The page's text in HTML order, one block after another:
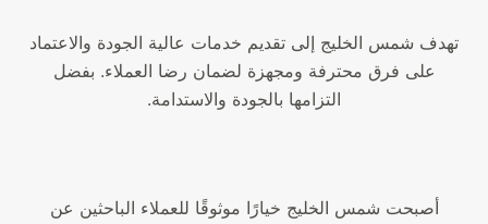
تهدف شمس الخليج إلى تقديم خدمات عالية الجودة والاعتماد
على فرق محترفة ومجهزة لضمان رضا العملاء. بفضل
التزامها بالجودة والاستدامة.
أصبحت شمس الخليج خيارًا موثوقًا للعملاء الباحثين عن